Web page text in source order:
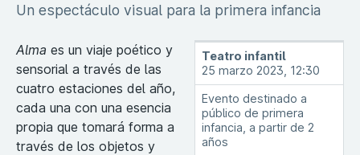
Un espectáculo visual para la primera infancia
Teatro infantil
25 marzo 2023, 12:30
Evento destinado a
público de primera
infancia, a partir de 2
años
Alma es un viaje poético y
sensorial a través de las
cuatro estaciones del año,
cada una con una esencia
propia que tomará forma a
través de los objetos y